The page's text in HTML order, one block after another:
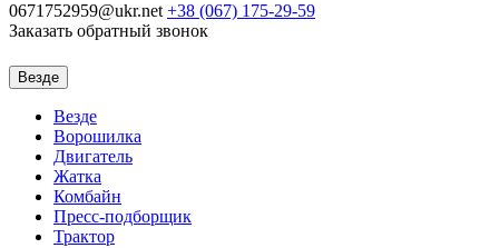
0671752959@ukr.net +38 (067) 175-29-59
Заказать обратный звонок
Везде
Везде
Ворошилка
Двигатель
Жатка
Комбайн
Пресс-подборщик
Трактор